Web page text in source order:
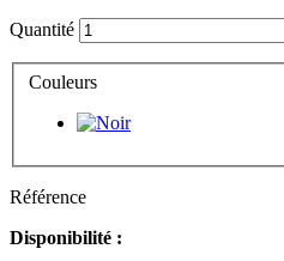
Quantité
Couleurs
Référence
Disponibilité :